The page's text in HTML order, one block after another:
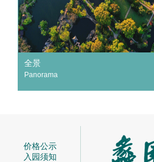
全景
Panorama
价格公示
入园须知